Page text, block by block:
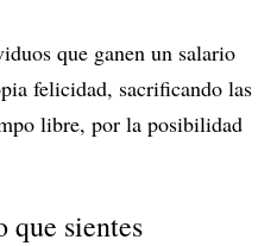
que ganen un salario
felicidad, sacrificando las
libre, por la posibilidad
sientes